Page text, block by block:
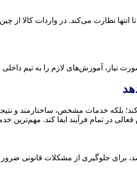
تا انتها نظارت می‌کند. در واردات کالا
نیاز، آموزش‌های لازم را به تیم
بلکه خدمات مشخص، ساختارمند و
تمام فرآیند ایفا کند. مهم‌ترین
برای جلوگیری از مشکلات قانونی